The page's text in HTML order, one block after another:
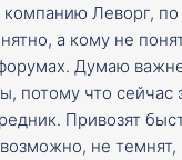
компанию Леворг,
а кому не
Думаю
потому что сейчас
Привозят
не темнят,